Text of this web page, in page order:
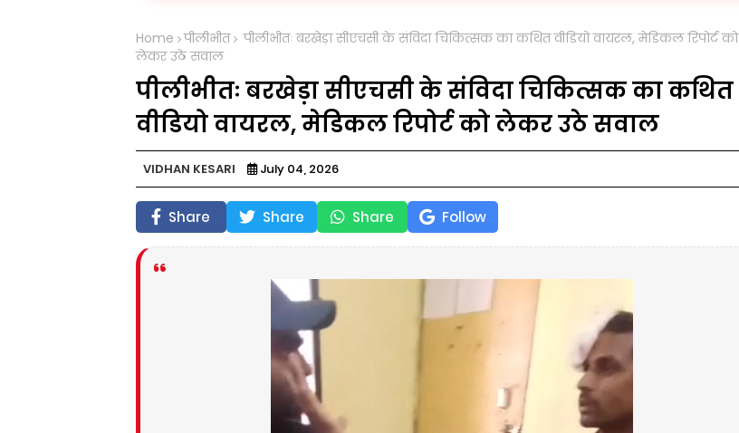
Home पीलीभीत
पीलीभीतः बरखेड़ा सीएचसी के संविदा चिकित्सक का कथित वीडियो वायरल, मेडिकल रिपोर्ट को
लेकर उठे सवाल
पीलीभीतः बरखेड़ा सीएचसी के संविदा चिकित्सक का कथित
वीडियो वायरल, मेडिकल रिपोर्ट को लेकर उठे सवाल
VIDHAN KESARI July 04, 2026
Share Share Share Follow